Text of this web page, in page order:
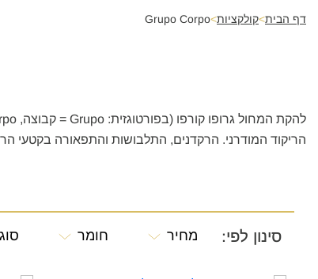
דף הבית>קולקציות>
Grupo Corpo
הריקוד המודרני. הרקדנים, התלבושות והתפאורה בקטעי
סינון לפי: מחיר חומר